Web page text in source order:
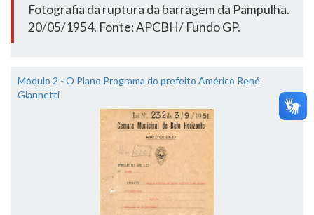
Fotografia da ruptura da barragem da Pampulha.
20/05/1954. Fonte: APCBH/ Fundo GP.
Módulo 2 - O Plano Programa do prefeito Américo René
Giannetti